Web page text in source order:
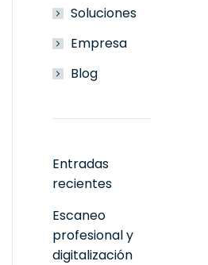
Soluciones
Empresa
Blog
Entradas
recientes
Escaneo
profesional y
digitalización